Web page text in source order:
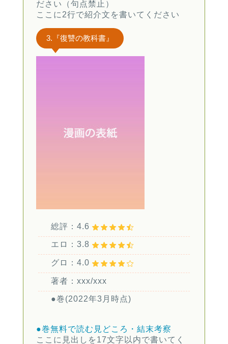
ださい（句点禁止）
ここに2行で紹介文を書いてください
3.『復讐の教科書』
総評：4.6
エロ：3.8
グロ：4.0
著者：xxx/xxx
●巻(2022年3月時点)
●巻無料で読む 見どころ・結末考察
ここに見出しを17文字以内で書いてく